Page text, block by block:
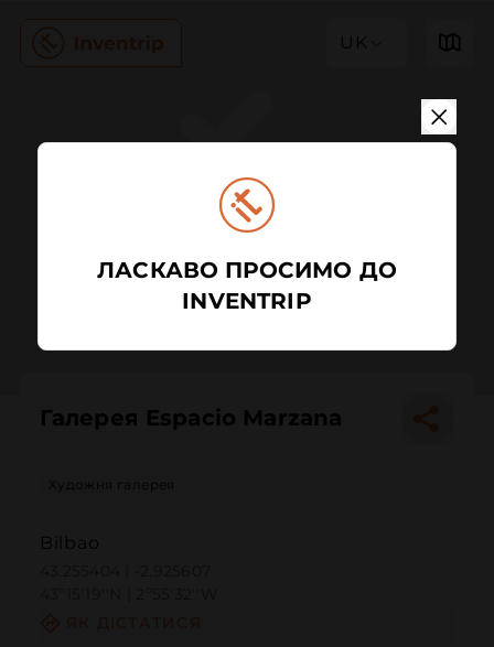
UK
Галерея Espacio Marzana
Художня галерея
Bilbao
ЛАСКАВО ПРОСИМО ДО
INVENTRIP